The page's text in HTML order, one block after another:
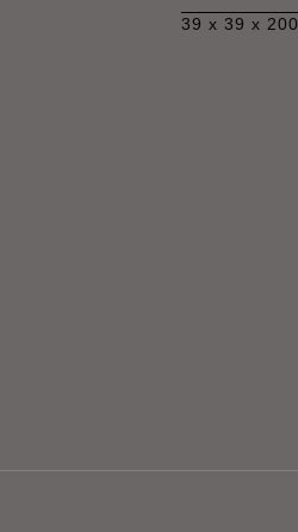
39 x 39 x